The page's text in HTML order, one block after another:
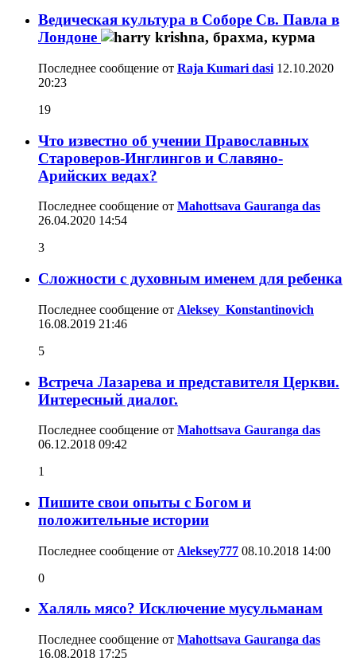
Ведическая культура в Соборе Св. Павла в
Лондоне
Последнее сообщение от Raja Kumari dasi 12.10.2020
20:23
19
Что известно об учении Православных
Староверов-Инглингов и Славяно-
Арийских ведах?
Последнее сообщение от Mahottsava Gauranga das
26.04.2020 14:54
3
Сложности с духовным именем для ребенка
Последнее сообщение от Aleksey_Konstantinovich
16.08.2019 21:46
5
Встреча Лазарева и представителя Церкви.
Интересный диалог.
Последнее сообщение от Mahottsava Gauranga das
06.12.2018 09:42
1
Пишите свои опыты с Богом и
положительные истории
Последнее сообщение от Aleksey777 08.10.2018 14:00
0
Халяль мясо? Исключение мусульманам
Последнее сообщение от Mahottsava Gauranga das
16.08.2018 17:25